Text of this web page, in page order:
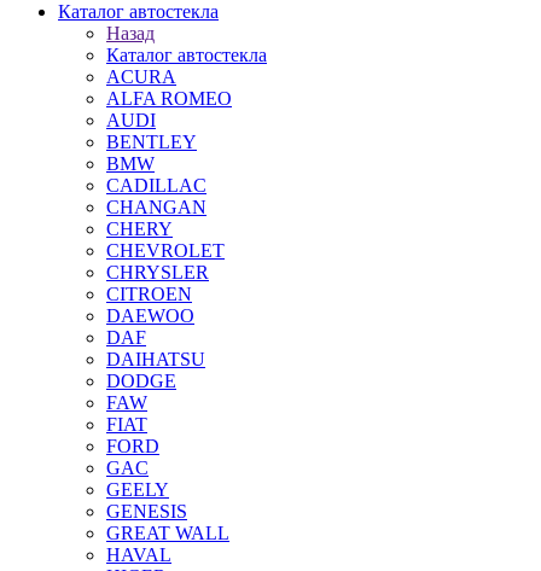
Каталог автостекла
Назад
Каталог автостекла
ACURA
ALFA ROMEO
AUDI
BENTLEY
BMW
CADILLAC
CHANGAN
CHERY
CHEVROLET
CHRYSLER
CITROEN
DAEWOO
DAF
DAIHATSU
DODGE
FAW
FIAT
FORD
GAC
GEELY
GENESIS
GREAT WALL
HAVAL